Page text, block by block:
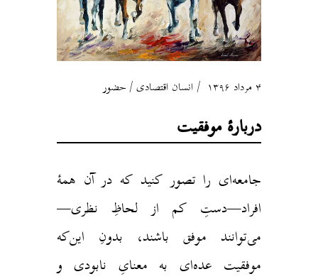
۴ مرداد ۱۳۹۶ انسان اقتصادی/حضور
دربارهٔ موفقیت
جامعه‌ای را تصور کنید که در آن همهٔ
افراد—دستِ کم از لحاظِ نظری—
می‌توانند موفق باشند، بدونِ این‌که
موفقیت عده‌ای به معنایِ نابودی و